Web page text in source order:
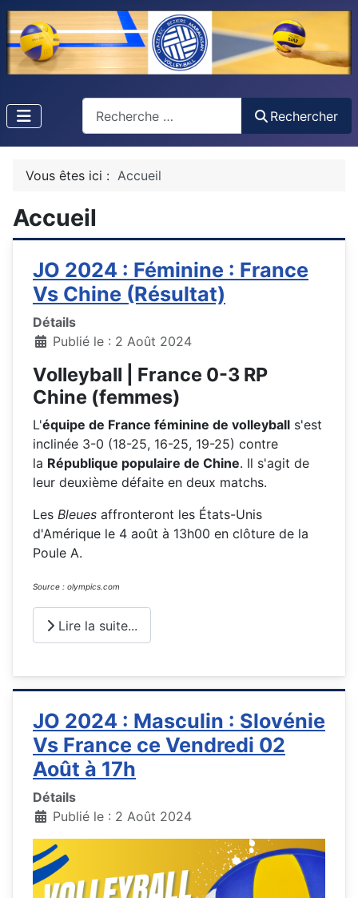
Rechercher
Vous êtes ici : Accueil
Accueil
JO 2024 : Féminine : France
Vs Chine (Résultat)
Détails
Publié le : 2 Août 2024
Volleyball | France 0-3 RP
Chine (femmes)
L'équipe de France féminine de volleyball s'est
inclinée 3-0 (18-25, 16-25, 19-25) contre
la République populaire de Chine. Il s'agit de
leur deuxième défaite en deux matchs.
Les Bleues affronteront les États-Unis
d'Amérique le 4 août à 13h00 en clôture de la
Poule A.
Source : olympics.com
Lire la suite...
JO 2024 : Masculin : Slovénie
Vs France ce Vendredi 02
Août à 17h
Détails
Publié le : 2 Août 2024